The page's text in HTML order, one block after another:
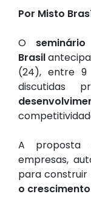
Por Misto
O
Brasil
(24), entre 9
discutidas
A proposta
empresas,
para construir
o